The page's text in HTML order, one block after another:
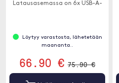
Latausasemassa on 6x USB-A-
Löytyy varastosta, lähetetään
maananta..
66.90 € 75.90 €